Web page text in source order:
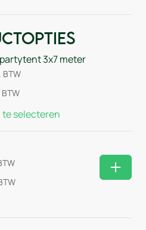
3x7 meter
BTW
te selecteren